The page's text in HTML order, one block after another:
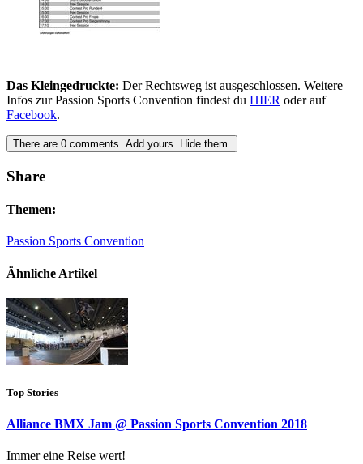
Das Kleingedruckte: Der Rechtsweg ist ausgeschlossen. Weitere
Infos zur Passion Sports Convention findest du HIER oder auf
Facebook.
There are 0 comments. Add yours. Hide them.
Share
Themen:
Passion Sports Convention
Ähnliche Artikel
Top Stories
Alliance BMX Jam @ Passion Sports Convention 2018
Immer eine Reise wert!